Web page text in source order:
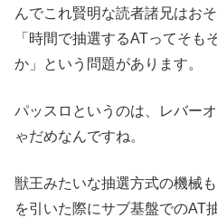
んでこれ賢明な読者諸兄はお
「時間で抽選するATってそも
か」という問題があります。
パッスロというのは、レバー
ゃだめなんですね。
獣王みたいな抽選方式の機械
を引いた際にサブ基盤でのAT